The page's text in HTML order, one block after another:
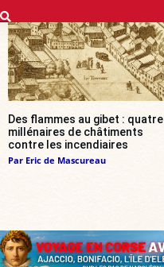
Des flammes au gibet : quatre
millénaires de châtiments
contre les incendiaires
Par Eric de Mascureau